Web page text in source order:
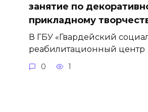
занятие по
прикладному
В ГБУ «Гвардейский
реабилитационный центр
0 1